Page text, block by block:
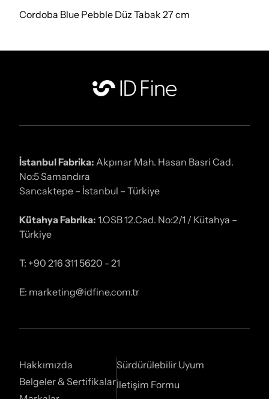
Cordoba Blue Pebble Düz Tabak 27 cm
İstanbul Fabrika: Akpınar Mah. Hasan Basri Cad.
No:5 Samandıra
Sancaktepe – İstanbul – Türkiye
Kütahya Fabrika: 1.OSB 12.Cad. No:2/1 / Kütahya –
Türkiye
T: +90 216 311 5620 - 21
E: marketing@idfine.com.tr
Hakkımızda
Belgeler & Sertifikalar
Sürdürülebilir Uyum
İletişim Formu